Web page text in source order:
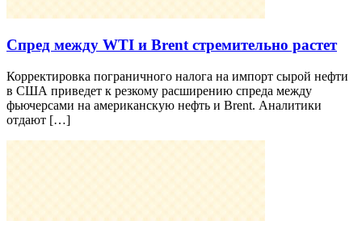
Спред между WTI и Brent стремительно растет
Корректировка пограничного налога на импорт сырой нефти
в США приведет к резкому расширению спреда между
фьючерсами на американскую нефть и Brent. Аналитики
отдают […]